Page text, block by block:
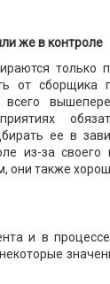
же в контроле
только
от сборщика
ее в
из-за своего
они также
и в